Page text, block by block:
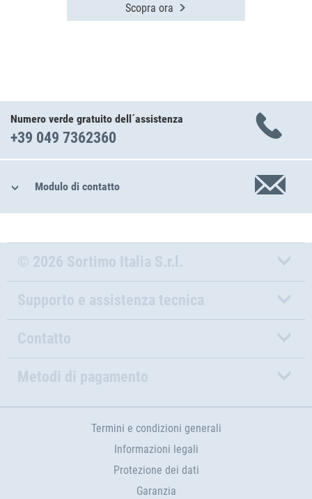
Scopra ora
Numero verde gratuito dell´assistenza
+39 049 7362360
Modulo di contatto
© 2026 Sortimo Italia S.r.l.
Supporto e assistenza tecnica
Contatto
Metodi di pagamento
Termini e condizioni generali
Informazioni legali
Protezione dei dati
Garanzia